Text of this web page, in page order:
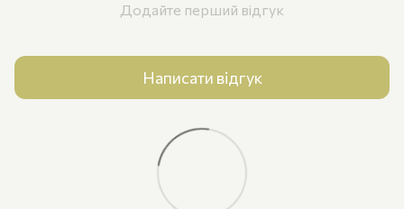
Додайте перший відгук
Написати відгук